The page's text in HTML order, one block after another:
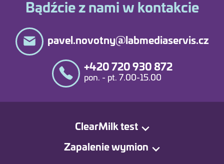
Bądźcie z nami w kontakcie
pavel.novotny@labmediaservis.cz
+420 720 930 872
pon. - pt. 7.00-15.00
ClearMilk test
Zapalenie wymion